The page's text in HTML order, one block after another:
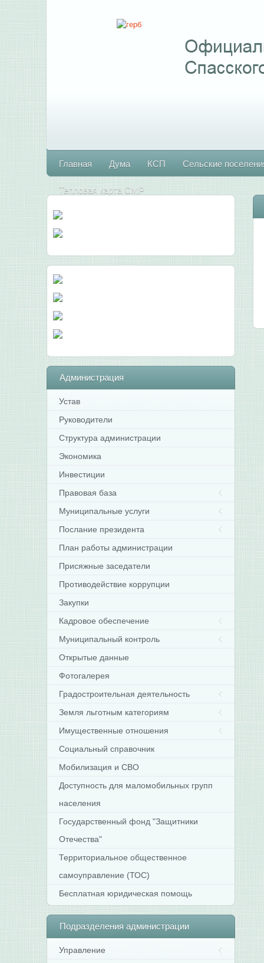
Главная Дума КСП Сельские
Тепловая карта СМР
Администрация
Устав
Руководители
Структура администрации
Экономика
Инвестиции
Правовая база
Муниципальные услуги
Послание президента
План работы администрации
Присяжные заседатели
Противодействие коррупции
Закупки
Кадровое обеспечение
Муниципальный контроль
Открытые данные
Фотогалерея
Градостроительная деятельность
Земля льготным категориям
Имущественные отношения
Социальный справочник
Мобилизация и СВО
Доступность для маломобильных групп
населения
Государственный фонд "Защитники
Отечества"
Территориальное общественное
самоуправление (ТОС)
Бесплатная юридическая помощь
Подразделения администрации
Управление